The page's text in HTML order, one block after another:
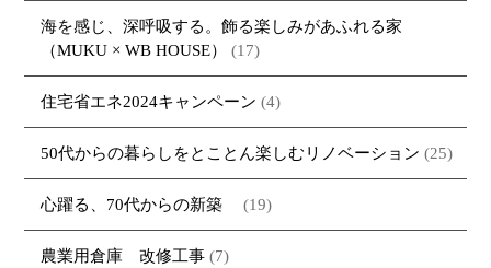
海を感じ、深呼吸する。飾る楽しみがあふれる家
（MUKU × WB HOUSE）
(17)
住宅省エネ2024キャンペーン (4)
50代からの暮らしをとことん楽しむリノベーション (25)
心躍る、70代からの新築 (19)
農業用倉庫 改修工事 (7)